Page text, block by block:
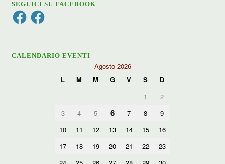
SEGUICI SU FACEBOOK
FacebookFacebook
CALENDARIO EVENTI
Agosto 2026
L
M M G V S
D
1
2
3
4 5 6 7 8
9
10
11 12 13 14 15
16
17
18 19 20 21 22
23